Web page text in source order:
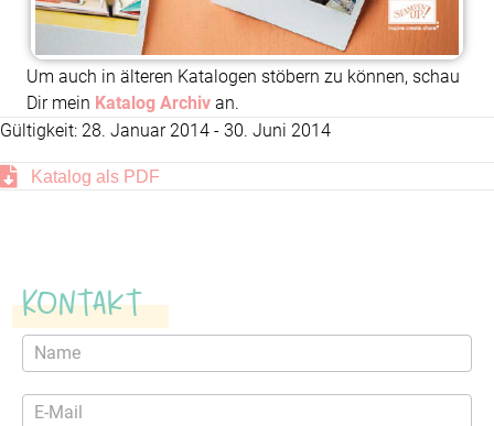
Um auch in älteren Katalogen stöbern zu können, schau
Dir mein Katalog Archiv an.
Gültigkeit: 28. Januar 2014 - 30. Juni 2014
Katalog als PDF
Kontakt
Kontaktformular